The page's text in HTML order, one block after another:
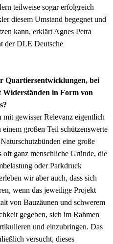
teilweise sogar erfolgreich
diesem Umstand begegnet und
kann, erklärt Agnes Petra
der DLE Deutsche
Quartiersentwicklungen, bei
Widerständen in Form von
mit gewisser Relevanz eigentlich
großen Teil schützenswerte
eine große
ganz menschliche Gründe, die
oder Parkdruck
wir aber auch, dass sich
wenn das jeweilige Projekt
von Bauzäunen und schwerem
gegeben, sich im Rahmen
und einzubringen. Das
versucht, dieses